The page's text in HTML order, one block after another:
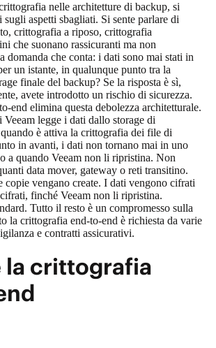
nelle architetture di backup, si
sugli aspetti sbagliati. Si sente parlare di
crittografia a riposo, crittografia
che suonano rassicuranti ma non
domanda che conta: i dati sono mai stati in
un istante, in qualunque punto tra la
finale del backup? Se la risposta è sì,
avete introdotto un rischio di sicurezza.
elimina questa debolezza architetturale.
legge i dati dallo storage di
è attiva la crittografia dei file di
in avanti, i dati non tornano mai in uno
a quando Veeam non li ripristina. Non
data mover, gateway o reti transitino.
copie vengano create. I dati vengono cifrati
finché Veeam non li ripristina.
Tutto il resto è un compromesso sulla
la crittografia end‑to‑end è richiesta da varie
e contratti assicurativi.
la crittografia